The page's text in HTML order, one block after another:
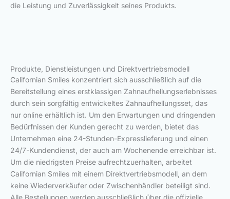
die Leistung und Zuverlässigkeit seines Produkts.
Produkte, Dienstleistungen und Direktvertriebsmodell
Californian Smiles konzentriert sich ausschließlich auf die
Bereitstellung eines erstklassigen Zahnaufhellungserlebnisses
durch sein sorgfältig entwickeltes Zahnaufhellungsset, das
nur online erhältlich ist. Um den Erwartungen und dringenden
Bedürfnissen der Kunden gerecht zu werden, bietet das
Unternehmen eine 24-Stunden-Expresslieferung und einen
24/7-Kundendienst, der auch am Wochenende erreichbar ist.
Um die niedrigsten Preise aufrechtzuerhalten, arbeitet
Californian Smiles mit einem Direktvertriebsmodell, an dem
keine Wiederverkäufer oder Zwischenhändler beteiligt sind.
Alle Bestellungen werden ausschließlich über die offizielle